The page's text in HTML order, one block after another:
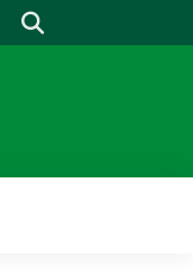
Suche